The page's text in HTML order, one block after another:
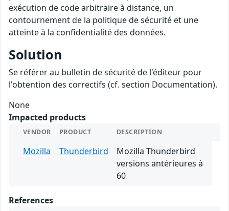
exécution de code arbitraire à distance, un
contournement de la politique de sécurité et une
atteinte à la confidentialité des données.
Solution
Se référer au bulletin de sécurité de l'éditeur pour
l'obtention des correctifs (cf. section Documentation).
None
Impacted products
VENDOR PRODUCT DESCRIPTION
Mozilla Thunderbird
Mozilla Thunderbird
versions antérieures à
60
References